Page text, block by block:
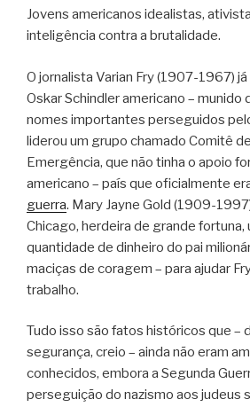
Jovens americanos idealistas,
inteligência contra a brutalidade.
O jornalista Varian Fry (1907-1967)
Oskar Schindler americano – munido
nomes importantes perseguidos
liderou um grupo chamado Comitê
Emergência, que não tinha o apoio
americano – país que oficialmente
guerra. Mary Jayne Gold (1909-
Chicago, herdeira de grande fortuna,
quantidade de dinheiro do pai
maciças de coragem – para ajudar
trabalho.
Tudo isso são fatos históricos que –
segurança, creio – ainda não eram
conhecidos, embora a Segunda
perseguição do nazismo aos judeus